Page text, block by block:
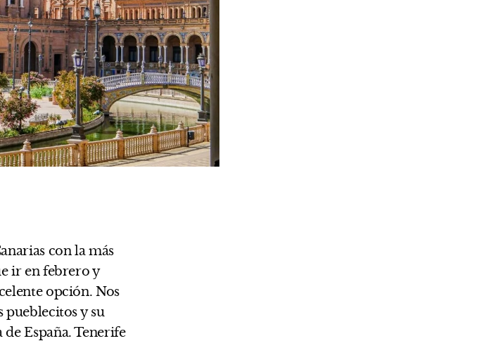
con la más
ir en febrero y
opción. Nos
pueblecitos y su
España. Tenerife